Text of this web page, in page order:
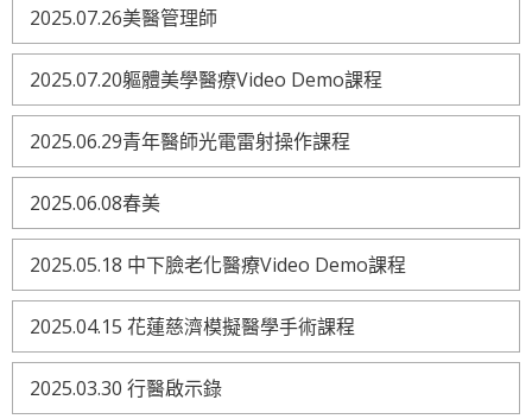
2025.07.26美醫管理師
2025.07.20軀體美學醫療Video Demo課程
2025.06.29青年醫師光電雷射操作課程
2025.06.08春美
2025.05.18 中下臉老化醫療Video Demo課程
2025.04.15 花蓮慈濟模擬醫學手術課程
2025.03.30 行醫啟示錄